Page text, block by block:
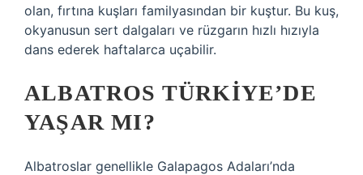
olan, fırtına kuşları familyasından bir kuştur. Bu kuş,
okyanusun sert dalgaları ve rüzgarın hızlı hızıyla
dans ederek haftalarca uçabilir.
ALBATROS TÜRKIYE’DE
YAŞAR MI?
Albatroslar genellikle Galapagos Adaları’nda